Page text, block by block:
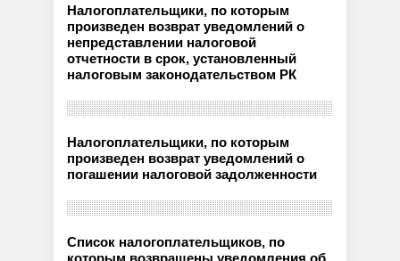
Налогоплательщики, по которым
произведен возврат уведомлений о
непредставлении налоговой
отчетности в срок, установленный
налоговым законодательством РК
Налогоплательщики, по которым
произведен возврат уведомлений о
погашении налоговой задолженности
Список налогоплательщиков, по
которым возвращены уведомления об